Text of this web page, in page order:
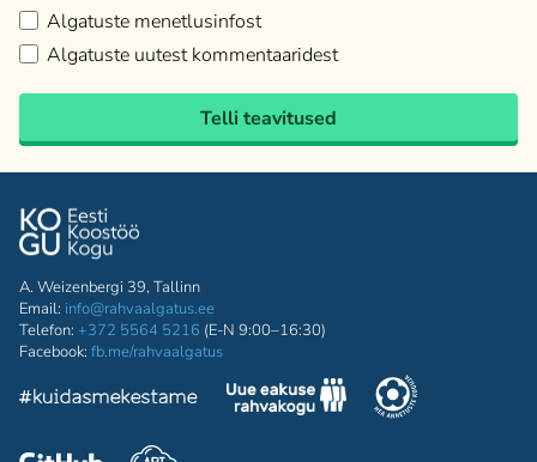
Algatuste menetlusinfost
Algatuste uutest kommentaaridest
Telli teavitused
A. Weizenbergi 39, Tallinn
Email: info@rahvaalgatus.ee
Telefon: +372 5564 5216 (E-N 9:00–16:30)
Facebook: fb.me/rahvaalgatus